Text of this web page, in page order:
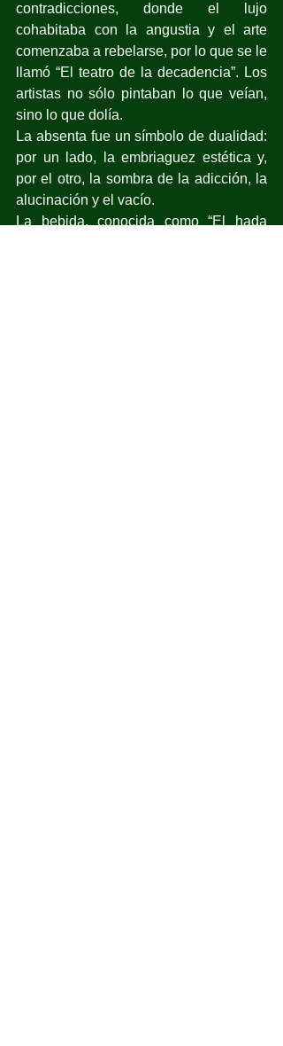
contradicciones, donde el lujo
cohabitaba con la angustia y el arte
comenzaba a rebelarse, por lo que se le
llamó “El teatro de la decadencia”. Los
artistas no sólo pintaban lo que veían,
sino lo que dolía.
La absenta fue un símbolo de dualidad:
por un lado, la embriaguez estética y,
por el otro, la sombra de la adicción, la
alucinación y el vacío.
La bebida, conocida como “El hada